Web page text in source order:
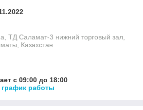
ТД Саламат-3 нижний торговый зал,
Казахстан
с 09:00 до 18:00
график работы